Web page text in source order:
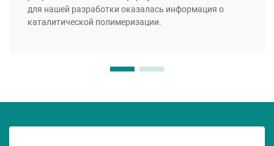
для нашей разработки оказалась информация о
каталитической полимеризации.